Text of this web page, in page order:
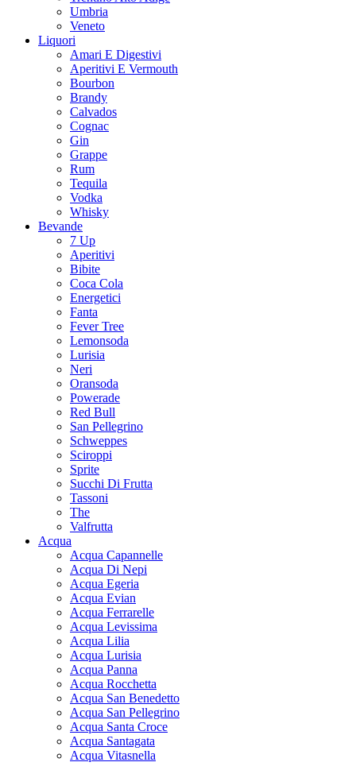
Umbria
Veneto
Liquori
Amari E Digestivi
Aperitivi E Vermouth
Bourbon
Brandy
Calvados
Cognac
Gin
Grappe
Rum
Tequila
Vodka
Whisky
Bevande
7 Up
Aperitivi
Bibite
Coca Cola
Energetici
Fanta
Fever Tree
Lemonsoda
Lurisia
Neri
Oransoda
Powerade
Red Bull
San Pellegrino
Schweppes
Sciroppi
Sprite
Succhi Di Frutta
Tassoni
The
Valfrutta
Acqua
Acqua Capannelle
Acqua Di Nepi
Acqua Egeria
Acqua Evian
Acqua Ferrarelle
Acqua Levissima
Acqua Lilia
Acqua Lurisia
Acqua Panna
Acqua Rocchetta
Acqua San Benedetto
Acqua San Pellegrino
Acqua Santa Croce
Acqua Santagata
Acqua Vitasnella